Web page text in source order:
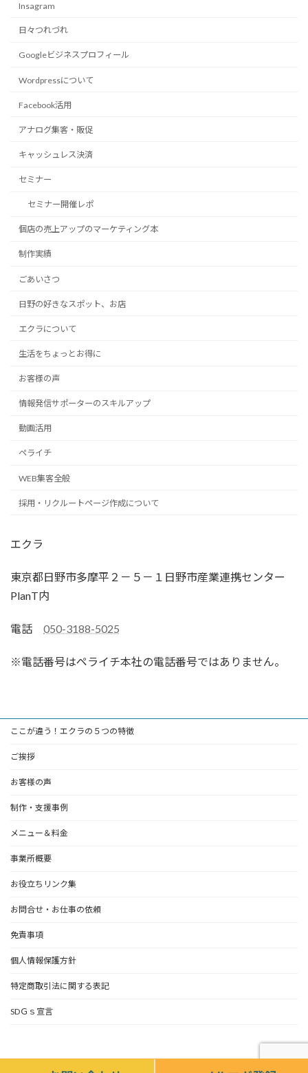
Insagram
日々つれづれ
Googleビジネスプロフィール
Wordpressについて
Facebook活用
アナログ集客・販促
キャッシュレス決済
セミナー
セミナー開催レポ
個店の売上アップのマーケティング本
制作実績
ごあいさつ
日野の好きなスポット、お店
エクラについて
生活をちょっとお得に
お客様の声
情報発信サポーターのスキルアップ
動画活用
ペライチ
WEB集客全般
採用・リクルートページ作成について
エクラ
東京都日野市多摩平２－５－１日野市産業連携センター
PlanT内
電話 050-3188-5025
※電話番号はペライチ本社の電話番号ではありません。
ここが違う！エクラの５つの特徴
ご挨拶
お客様の声
制作・支援事例
メニュー＆料金
事業所概要
お役立ちリンク集
お問合せ・お仕事の依頼
免責事項
個人情報保護方針
特定商取引法に関する表記
SDＧｓ宣言